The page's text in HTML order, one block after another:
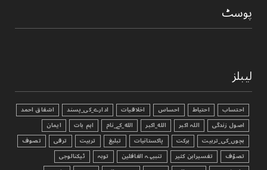
پوسٹ
لیبلز
احتساب احتیاط احساس اخلاقیات ادارے_کی_پسند
اشفاق احمد
اصول زندگی
اللہ اکبر الله_اکبر الله_کے_نام اہم بات
ایمان
بچوں_کی_تربیت
برکت پاکستانیات تبليغ تربیت ترقی
تصوف
تصوّف
تفسیرابن کثیر تنبیہہ الغافلین توبہ
ٹیکنالوجی